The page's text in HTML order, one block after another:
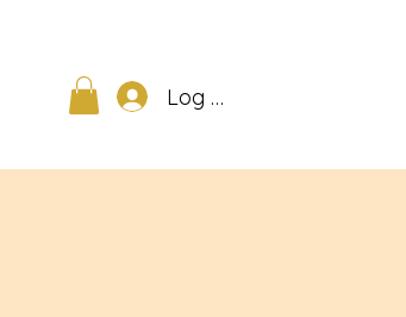
Log out